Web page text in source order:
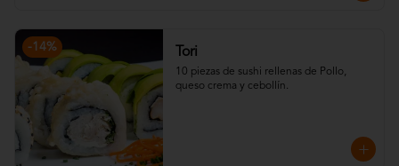
-14% Tori
10 piezas de sushi rellenas de Pollo,
queso crema y cebollín.